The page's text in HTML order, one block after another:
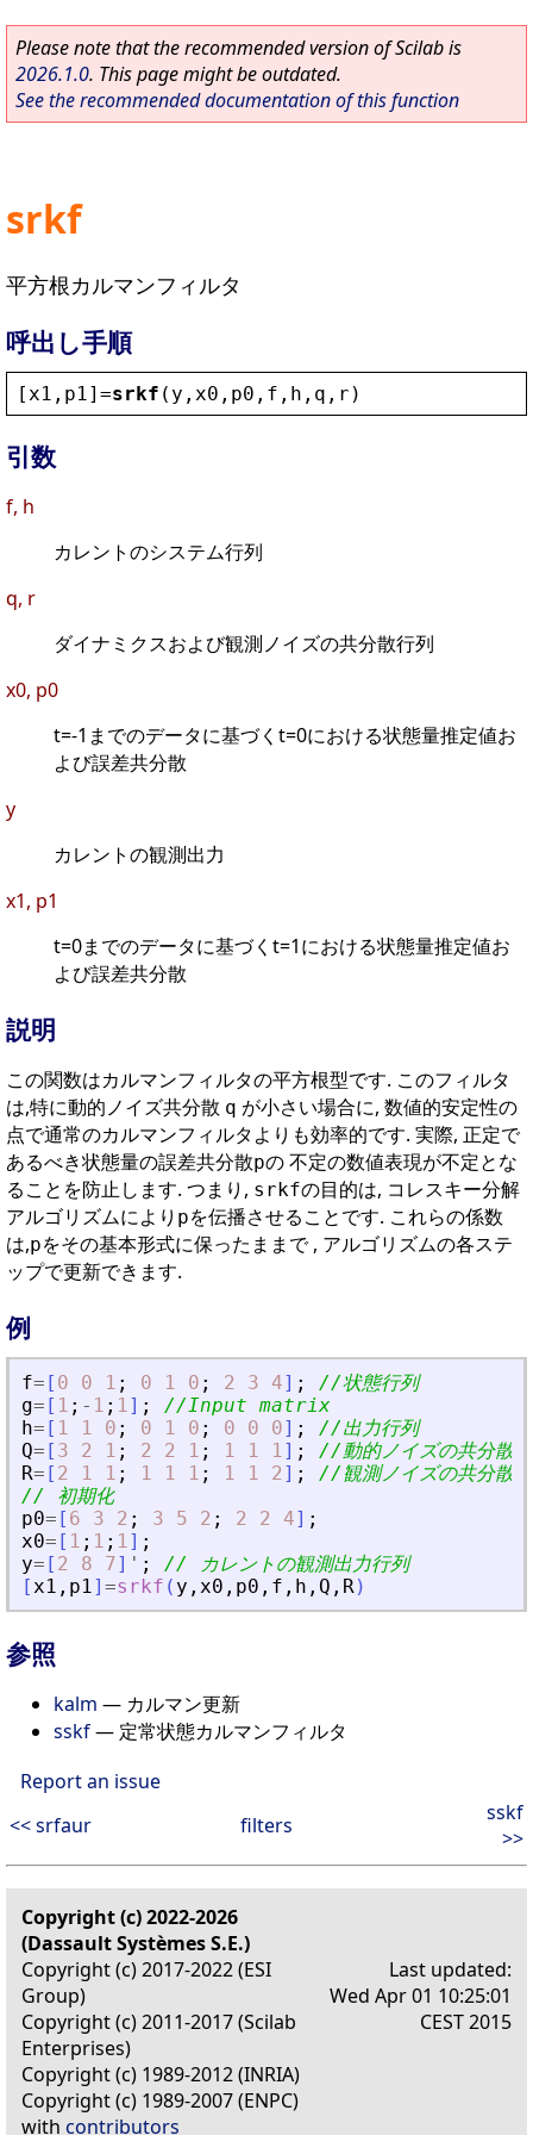
Please note that the recommended version of Scilab is
2026.1.0. This page might be outdated.
See the recommended documentation of this function
srkf
平方根カルマンフィルタ
呼出し手順
[ x1 , p1 ]=srkf ( y , x0 , p0 , f , h , q , r )
引数
f, h
カレントのシステム行列
q, r
ダイナミクスおよび観測ノイズの共分散行列
x0, p0
t=-1までのデータに基づくt=0における状態量推定値お
よび誤差共分散
y
カレントの観測出力
x1, p1
t=0までのデータに基づくt=1における状態量推定値お
よび誤差共分散
説明
この関数はカルマンフィルタの平方根型です. このフィルタ
は,特に動的ノイズ共分散 q が小さい場合に, 数値的安定性の
点で通常のカルマンフィルタよりも効率的です. 実際, 正定で
あるべき状態量の誤差共分散pの 不定の数値表現が不定とな
ることを防止します. つまり, srkfの目的は, コレスキー分解
アルゴリズムにより pを伝播させることです. これらの係数
は,pをその基本形式に保ったままで , アルゴリズムの各ステ
ップで更新できます.
例
f= [ 0 0 1 ; 0 1 0 ; 2 3 4] ;
//状態行列
g= [ 1 ; - 1 ; 1] ;
//Input matrix
h= [ 1 1 0 ; 0 1 0 ; 0 0 0] ;
//出力行列
Q= [ 3 2 1 ; 2 2 1 ; 1 1 1] ;
//動的ノイズの共分散
R= [ 2 1 1 ; 1 1 1 ; 1 1 2] ;
//観測ノイズの共分散
// 初期化
p0= [ 6 3 2 ; 3 5 2 ; 2 2 4] ;
x0= [ 1 ; 1 ; 1] ;
y= [ 2 8 7] ' ;
// カレントの観測出力行列
[x1 , p1] =srkf ( y , x0 , p0 , f , h , Q , R)
参照
kalm — カルマン更新
sskf— 定常状態カルマンフィルタ
Report an issue
<< srfaur
filters
sskf
>>
Copyright (c) 2022-2026
(Dassault Systèmes S.E.)
Copyright (c) 2017-2022 (ESI
Group)
Copyright (c) 2011-2017 (Scilab
Enterprises)
Copyright (c) 1989-2012 (INRIA)
Copyright (c) 1989-2007 (ENPC)
with contributors
Last updated:
Wed Apr 01 10:25:01
CEST 2015